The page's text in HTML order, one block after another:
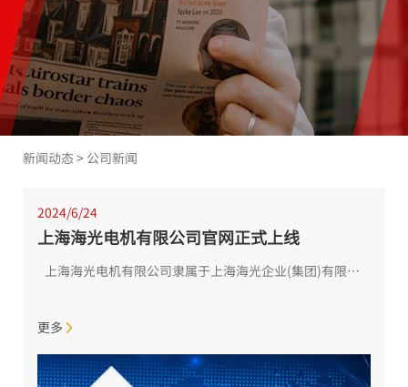
新闻动态 > 公司新闻
2024/6/24
上海海光电机有限公司官网正式上线
上海海光电机有限公司隶属于上海海光企业(集团)有限公司，位干上海化学工业区奉贤分区第二小区(杭州湾旅游区)。主要生产各种规格的中小型三相异步和同步电动机及变频器的专业工厂，是国内特种电机生产制造领域的...
更多